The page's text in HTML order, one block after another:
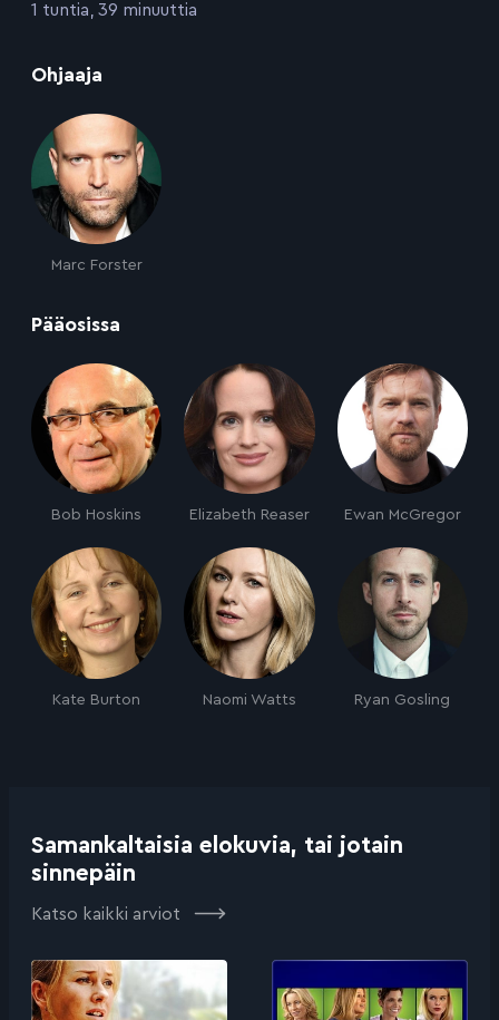
:1 tuntia, 39 minuuttia
Ohjaaja
Marc Forster
Pääosissa
Bob Hoskins Elizabeth Reaser Ewan McGregor
Kate Burton Naomi Watts Ryan Gosling
Samankaltaisia elokuvia, tai jotain
sinnepäin
Katso kaikki arviot